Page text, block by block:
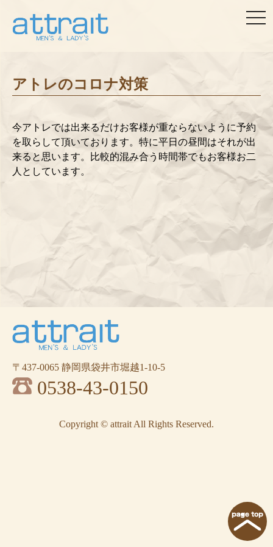
アトレのコロナ対策
今アトレでは出来るだけお客様が重ならないように予約
を取らして頂いております。特に平日の昼間はそれが出
来ると思います。比較的混み合う時間帯でもお客様お二
人としています。
〒437-0065 静岡県袋井市堀越1-10-5
0538-43-0150
Copyright © attrait All Rights Reserved.